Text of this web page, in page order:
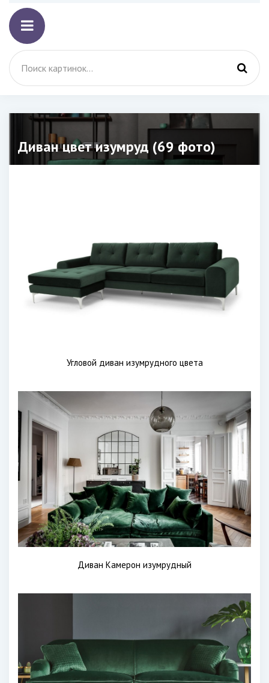
Диван цвет изумруд (69 фото)
Угловой диван изумрудного цвета
Диван Камерон изумрудный